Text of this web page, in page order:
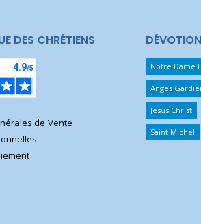
DES CHRÉTIENS
de Vente
Notre Dame
Anges
Jésus Christ
Saint Michel